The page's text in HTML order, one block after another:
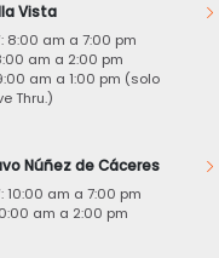
Vista
8:00 am a 7:00 pm
am a 2:00 pm
am a 1:00 pm (solo
Thru.)
Núñez de Cáceres
10:00 am a 7:00 pm
am a 2:00 pm